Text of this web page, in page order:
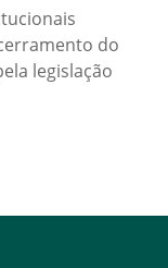
do
legislação